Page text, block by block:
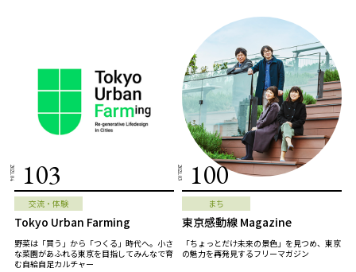
2021.04 103
交流・体験
Tokyo Urban Farming
野菜は「買う」から「つくる」時代へ。小さ
な菜園があふれる東京を目指してみんなで育
む自給自足カルチャー
2021.03 100
まち
東京感動線 Magazine
「ちょっとだけ未来の景色」を見つめ、東京
の魅力を再発見するフリーマガジン